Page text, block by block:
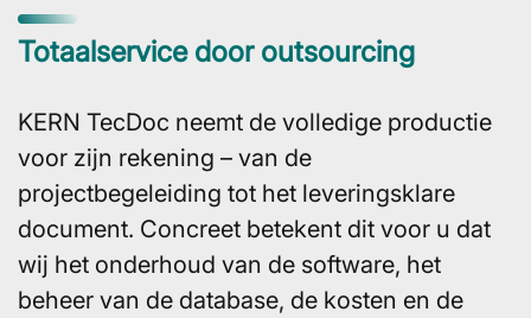
Totaalservice door outsourcing
KERN TecDoc neemt de volledige productie
voor zijn rekening – van de
projectbegeleiding tot het leveringsklare
document. Concreet betekent dit voor u dat
wij het onderhoud van de software, het
beheer van de database, de kosten en de